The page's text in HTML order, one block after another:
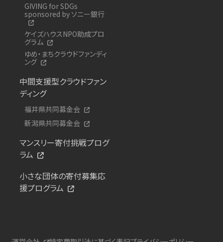
GIVING for SDGs
sponsored by ソニー銀行
ケイズハウスNPO助成プロ
グラム
ゆめ・まちクラウドファンディ
ング
中間支援型クラウドファン
ディング
福井県共同募金会
新潟県共同募金会
マンスリー寄付挑戦プログ
ラム
小さな団体の寄付募集応
援プログラム